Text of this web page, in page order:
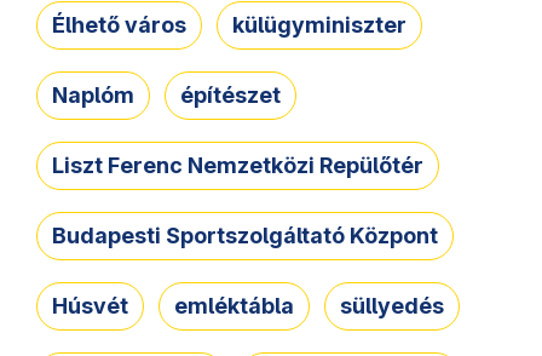
Élhető város külügyminiszter
Naplóm építészet
Liszt Ferenc Nemzetközi Repülőtér
Budapesti Sportszolgáltató Központ
Húsvét emléktábla süllyedés